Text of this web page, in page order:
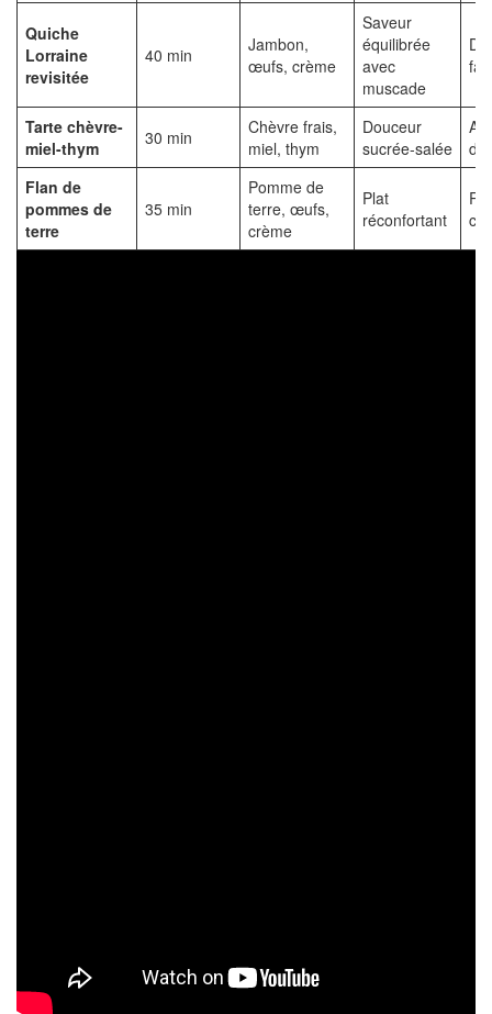
Quiche
Lorraine
revisitée
40 min
Jambon,
œufs, crème
Saveur
équilibrée
avec
muscade
Tarte chèvre-
miel-thym
30 min
Chèvre frais,
miel, thym
Douceur
sucrée-salée
Flan de
pommes de
terre
35 min
Pomme de
terre, œufs,
crème
Plat
réconfortant